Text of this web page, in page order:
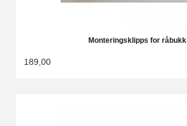
Monteringsklipps for råbukk
189,00